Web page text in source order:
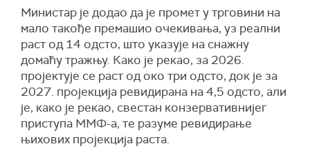
Министар је додао да је промет у трговини на
мало такође премашио очекивања, уз реални
раст од 14 одсто, што указује на снажну
домаћу тражњу. Како је рекао, за 2026.
пројектује се раст од око три одсто, док је за
2027. пројекција ревидирана на 4,5 одсто, али
је, како је рекао, свестан конзервативнијег
приступа ММФ-а, те разуме ревидирање
њихових пројекција раста.